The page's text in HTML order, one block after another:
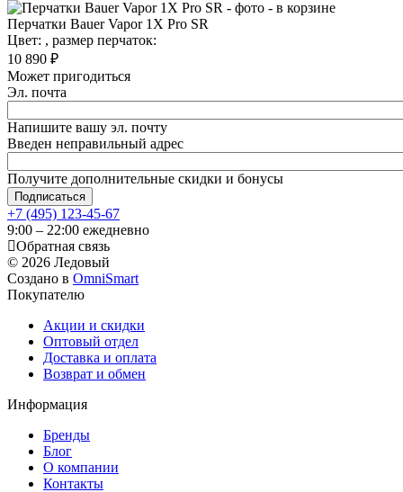
Перчатки Bauer Vapor 1X Pro SR
Цвет: , размер перчаток:
10 890 ₽
Может пригодиться
Эл. почта
Напишите вашу эл. почту
Введен неправильный адрес
Получите дополнительные скидки и бонусы
+7 (495) 123-45-67
9:00 – 22:00 ежедневно
Обратная связь
© 2026 Ледовый
Создано в OmniSmart
Покупателю
Акции и скидки
Оптовый отдел
Доставка и оплата
Возврат и обмен
Информация
Бренды
Блог
О компании
Контакты